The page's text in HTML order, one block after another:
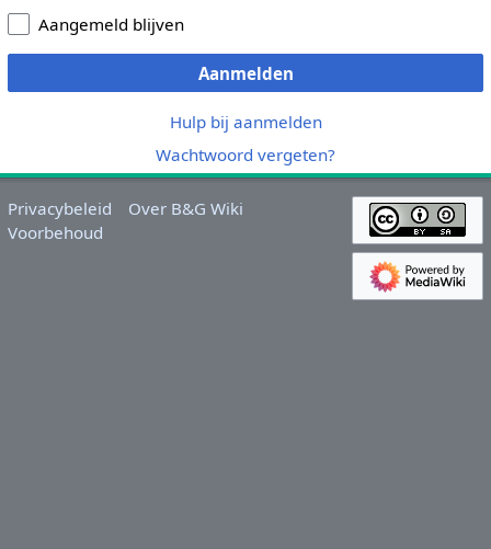
Aangemeld blijven
Aanmelden
Hulp bij aanmelden
Wachtwoord vergeten?
Privacybeleid
Over B&G Wiki
Voorbehoud